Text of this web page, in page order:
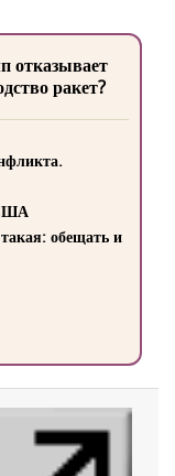
отказывает
ракет?
обещать и